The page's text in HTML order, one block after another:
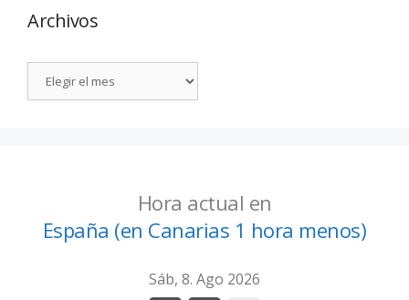
Archivos
Hora actual en
España (en Canarias 1 hora menos)